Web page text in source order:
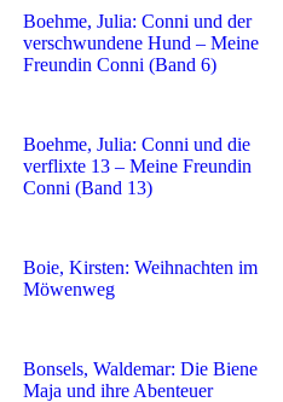
Boehme, Julia: Conni und der
verschwundene Hund – Meine
Freundin Conni (Band 6)
Boehme, Julia: Conni und die
verflixte 13 – Meine Freundin
Conni (Band 13)
Boie, Kirsten: Weihnachten im
Möwenweg
Bonsels, Waldemar: Die Biene
Maja und ihre Abenteuer